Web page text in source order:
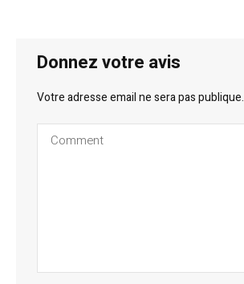
Donnez votre avis
Votre adresse email ne sera pas publique.